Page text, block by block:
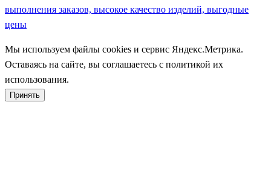
выполнения заказов, высокое качество изделий, выгодные
цены
Мы используем файлы cookies и сервис Яндекс.Метрика.
Оставаясь на сайте, вы соглашаетесь с политикой их
использования.
Принять